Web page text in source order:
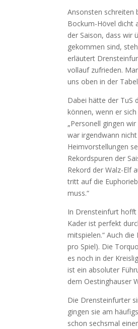
Ansonsten schreiten
Bockum-Hövel dicht
der Saison, dass wir
gekommen sind,
erläutert
vollauf zufrieden.
uns oben in der
Dabei hätte der TuS
können, wenn er
„Personell gingen
war irgendwann
Heimvorstellungen
Rekordspuren der
Rekord der Walz-Elf
tritt auf die
muss.“
In Drensteinfurt hofft
Kader ist perfekt
mitspielen.“ Auch
pro Spiel). Die
es noch in der
ist ein absoluter
dem Oestinghauser
Die Drensteinfurter
gingen sie am
schon sechsmal